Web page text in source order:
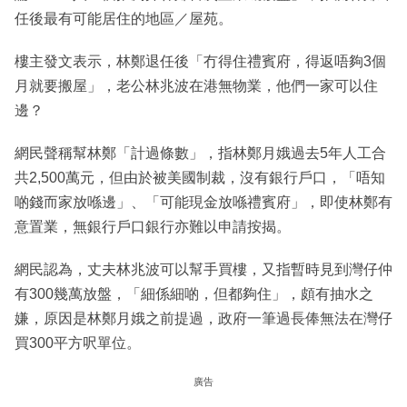
任後最有可能居住的地區／屋苑。
樓主發文表示，林鄭退任後「冇得住禮賓府，得返唔夠3個
月就要搬屋」，老公林兆波在港無物業，他們一家可以住
邊？
網民聲稱幫林鄭「計過條數」，指林鄭月娥過去5年人工合
共2,500萬元，但由於被美國制裁，沒有銀行戶口，「唔知
啲錢而家放喺邊」、「可能現金放喺禮賓府」，即使林鄭有
意置業，無銀行戶口銀行亦難以申請按揭。
網民認為，丈夫林兆波可以幫手買樓，又指暫時見到灣仔仲
有300幾萬放盤，「細係細啲，但都夠住」，頗有抽水之
嫌，原因是林鄭月娥之前提過，政府一筆過長俸無法在灣仔
買300平方呎單位。
廣告